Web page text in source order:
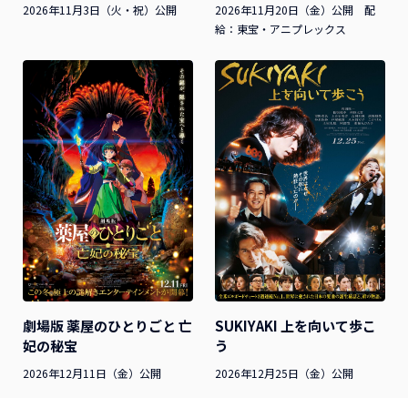
2026年11月3日（火・祝）公開
2026年11月20日（金）公開 配
給：東宝・アニプレックス
劇場版 薬屋のひとりごと 亡
妃の秘宝
2026年12月11日（金）公開
SUKIYAKI 上を向いて歩こ
う
2026年12月25日（金）公開